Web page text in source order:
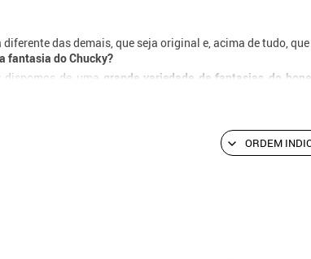
das demais, que seja original e, acima de tudo,
fantasia do Chucky?
de uma grande variedade de fantasias do
pessoa mais temida de toda a festa.